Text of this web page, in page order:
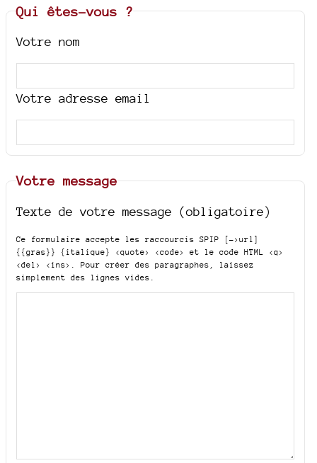
Qui êtes-vous ?
Votre nom
Votre adresse email
Votre message
Texte de votre message (obligatoire)
Ce formulaire accepte les raccourcis SPIP
[->url]
{{gras}} {italique} <quote> <code>
et le code HTML <q>
<del> <ins>
. Pour créer des paragraphes, laissez
simplement des lignes vides.